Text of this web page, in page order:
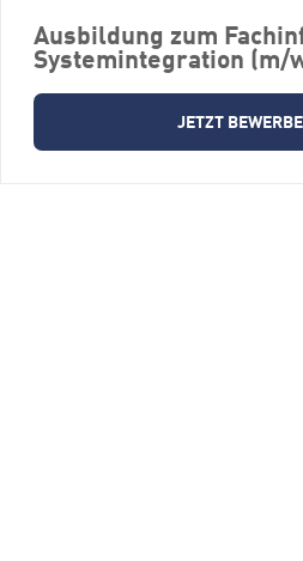
Ausbildung zum
Systemintegration (m/
JETZT
Firmengruppe Liebherr
88400 Biberach an
Referendariat,